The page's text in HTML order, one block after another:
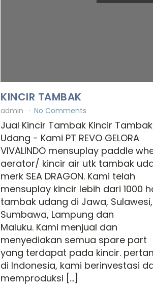
KINCIR TAMBAK
admin No Comments
Jual Kincir Tambak Kincir Tambak
Udang - Kami PT REVO GELORA
VIVALINDO mensuplay paddle
aerator/ kincir air utk tambak
merk SEA DRAGON. Kami telah
mensuplay kincir lebih dari 1000
tambak udang di Jawa, Sulawesi,
Sumbawa, Lampung dan
Maluku. Kami menjual dan
menyediakan semua spare part
yang terdapat pada kincir.
di Indonesia, kami berinvestasi
memproduksi […]